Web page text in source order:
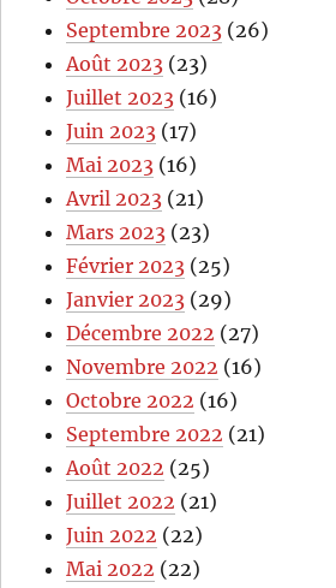
Septembre 2023 (26)
Août 2023 (23)
Juillet 2023 (16)
Juin 2023 (17)
Mai 2023 (16)
Avril 2023 (21)
Mars 2023 (23)
Février 2023 (25)
Janvier 2023 (29)
Décembre 2022 (27)
Novembre 2022 (16)
Octobre 2022 (16)
Septembre 2022 (21)
Août 2022 (25)
Juillet 2022 (21)
Juin 2022 (22)
Mai 2022 (22)